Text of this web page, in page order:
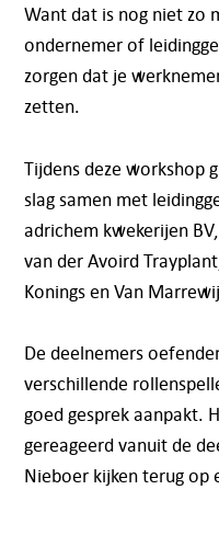
Want dat is nog niet zo
ondernemer of
zorgen dat je
zetten.
Tijdens deze workshop
slag samen met
adrichem kwekerijen
van der Avoird
Konings en Van
De deelnemers
verschillende
goed gesprek aanpakt.
gereageerd vanuit de
Nieboer kijken terug op